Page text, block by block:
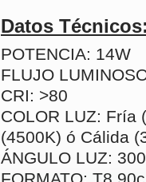
Datos
POTENCIA: 14W
FLUJO
CRI: >80
COLOR LUZ: Fría
(4500K) ó Cálida
ÁNGULO LUZ: